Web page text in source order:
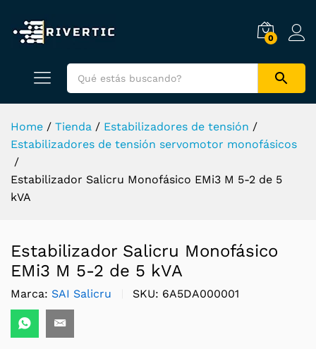
0
Home / Tienda / Estabilizadores de tensión /
Estabilizadores de tensión servomotor monofásicos
/
Estabilizador Salicru Monofásico EMi3 M 5-2 de 5
kVA
Estabilizador Salicru Monofásico
EMi3 M 5-2 de 5 kVA
Marca: SAI Salicru SKU: 6A5DA000001